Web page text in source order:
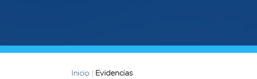
Inicio | Evidencias